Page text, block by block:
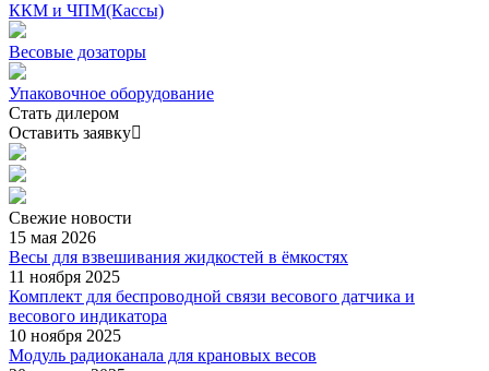
ККМ и ЧПМ(Кассы)
Весовые дозаторы
Упаковочное оборудование
Стать дилером
Оставить заявку
Свежие новости
15 мая 2026
Весы для взвешивания жидкостей в ёмкостях
11 ноября 2025
Комплект для беспроводной связи весового датчика и
весового индикатора
10 ноября 2025
Модуль радиоканала для крановых весов